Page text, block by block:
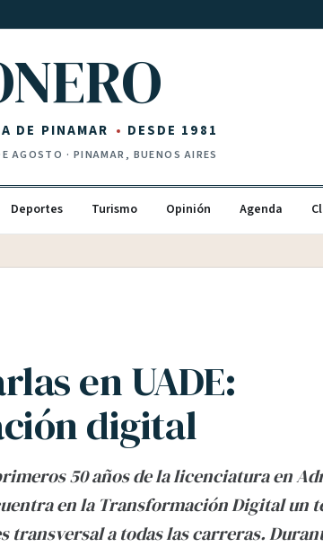
DE PINAMAR DESDE 1981
AGOSTO · PINAMAR, BUENOS AIRES
Deportes Turismo Opinión Agenda
en UADE:
digital
50 años de la licenciatura en
en la Transformación Digital un
transversal a todas las carreras.